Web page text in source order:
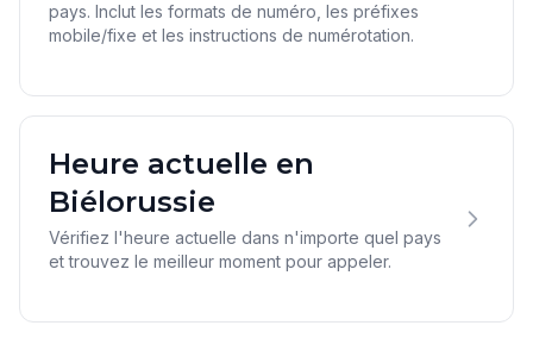
pays. Inclut les formats de numéro, les préfixes
mobile/fixe et les instructions de numérotation.
Heure actuelle en
Biélorussie
Vérifiez l'heure actuelle dans n'importe quel pays
et trouvez le meilleur moment pour appeler.